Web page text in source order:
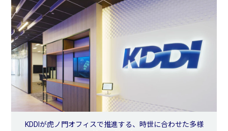
KDDIが虎ノ門オフィスで推進する、時世に合わせた多様